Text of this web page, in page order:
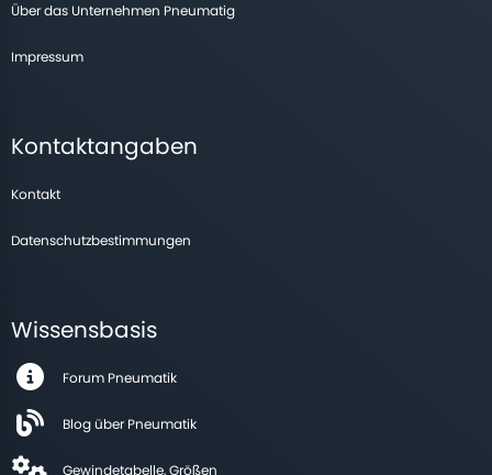
Über das Unternehmen Pneumatig
Impressum
Kontaktangaben
Kontakt
Datenschutzbestimmungen
Wissensbasis
Forum Pneumatik
Blog über Pneumatik
Gewindetabelle, Größen